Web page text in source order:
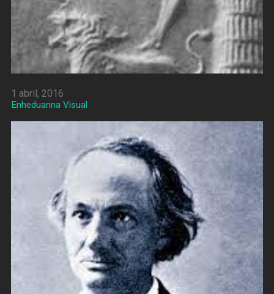
1 abril, 2016
Enheduanna Visual